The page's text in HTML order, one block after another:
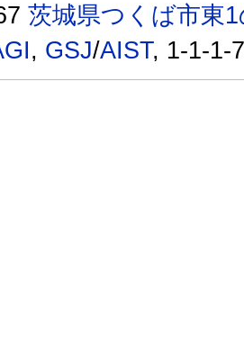
茨城県つくば市東
, GSJ/AIST, 1-1-1-